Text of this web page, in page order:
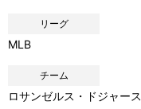
リーグ
MLB
チーム
ロサンゼルス・ドジャース